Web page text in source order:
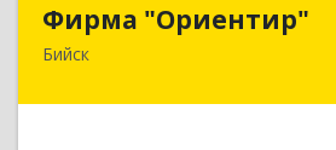
Фирма "Ориентир"
Бийск
659300, Алтайский край, Бийск